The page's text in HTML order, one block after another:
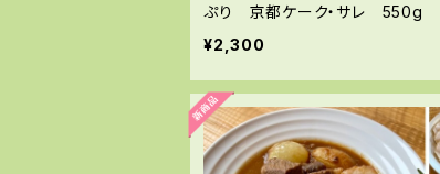
ぷり 京都ケーク・サレ 550g
¥2,300